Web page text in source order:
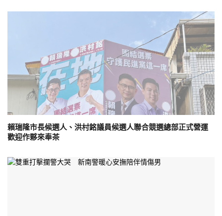
賴瑞隆市長候選人、洪村銘議員候選人聯合競選總部正式營運
歡迎作夥來奉茶